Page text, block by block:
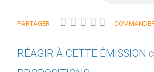
PARTAGER
RÉAGIR À CETTE ÉMISSION